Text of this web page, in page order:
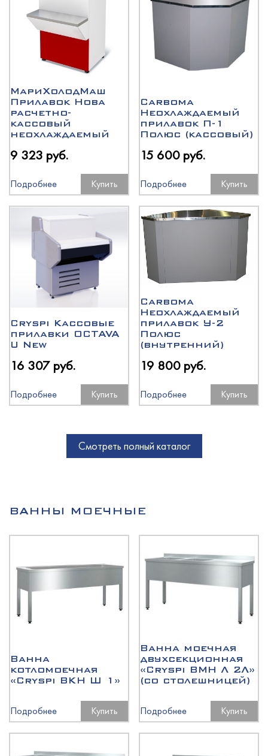
МариХолодМаш
Прилавок Нова
расчетно-
кассовый
неохлаждаемый
9 323 руб.
Подробнее Купить
Carboma
Неохлаждаемый
прилавок П-1
Полюс (кассовый)
15 600 руб.
Подробнее Купить
Cryspi Кассовые
прилавки OCTAVA
U New
16 307 руб.
Подробнее Купить
Carboma
Неохлаждаемый
прилавок У-2
Полюс
(внутренний)
19 800 руб.
Подробнее Купить
Смотреть полный каталог
ВАННЫ МОЕЧНЫЕ
Ванна
котломоечная
«Cryspi ВКН Ш 1»
Подробнее Купить
Ванна моечная
двухсекционная
«Cryspi ВМН Л 2Л»
(со столешницей)
Подробнее Купить